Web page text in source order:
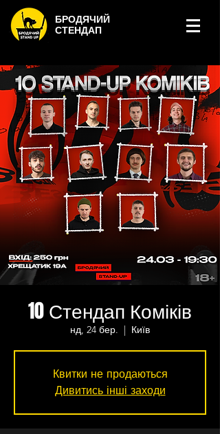
БРОДЯЧИЙ
СТЕНДАП
10 Стендап Коміків
нд, 24 бер.
  |
Київ
Квитки не продаються
Дивитись інші заходи